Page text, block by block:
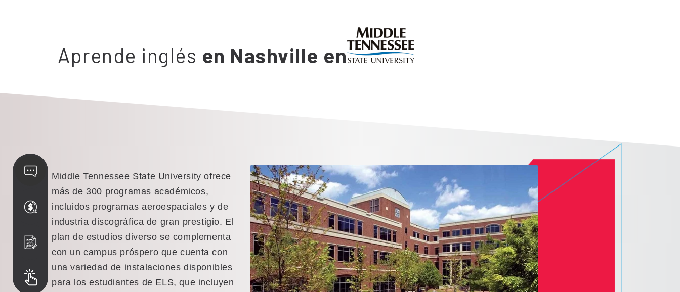
Aprende inglés en Nashville en
Middle Tennessee State University ofrece
más de 300 programas académicos,
incluidos programas aeroespaciales y de
industria discográfica de gran prestigio. El
plan de estudios diverso se complementa
con un campus próspero que cuenta con
una variedad de instalaciones disponibles
para los estudiantes de ELS, que incluyen